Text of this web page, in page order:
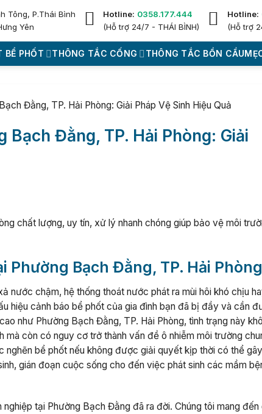
Tông, P.Thái Bình
Yên
Hotline: 0358.177.444
(Hỗ trợ 24/7 - THÁI BÌNH)
Hotline:
(Hỗ trợ
BỂ PHỐT THÔNG TẮC CỐNG THÔNG TẮC BỒN CẦU
Đằng, TP. Hải Phòng: Giải Pháp Vệ Sinh Hiệu Quả
Đằng, TP. Hải Phòng: Giải
chất lượng, uy tín, xử lý nhanh chóng giúp bảo vệ môi
Bạch Đằng, TP. Hải Phòng
nước chậm, hệ thống thoát nước phát ra mùi hôi khó chịu
hiệu cảnh báo bể phốt của gia đình bạn đã bị đầy và cần
như Phường Bạch Đằng, TP. Hải Phòng, tình trạng này
mà còn có nguy cơ trở thành vấn đề ô nhiễm môi trường
bể phốt nếu không được giải quyết kịp thời có thể
gián đoạn cuộc sống cho đến việc phát sinh các mầm
tại Phường Bạch Đằng đã ra đời. Chúng tôi mang đến